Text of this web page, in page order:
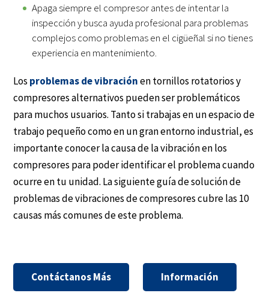
Apaga siempre el compresor antes de intentar la
inspección y busca ayuda profesional para problemas
complejos como problemas en el cigüeñal si no tienes
experiencia en mantenimiento.
Los problemas de vibraciónen tornillos rotatorios y
compresores alternativos pueden ser problemáticos
para muchos usuarios. Tanto si trabajas en un espacio de
trabajo pequeño como en un gran entorno industrial, es
importante conocer la causa de la vibración en los
compresores para poder identificar el problema cuando
ocurre en tu unidad. La siguiente guía de solución de
problemas de vibraciones de compresores cubre las 10
causas más comunes de este problema.
Contáctanos Más Información